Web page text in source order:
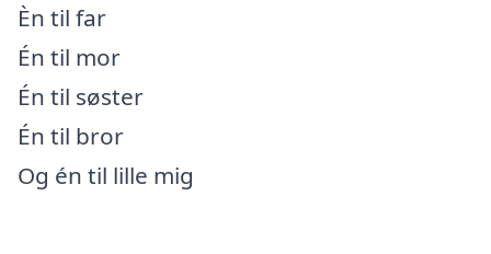
Èn til far
Én til mor
Én til søster
Én til bror
Og én til lille mig